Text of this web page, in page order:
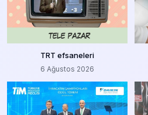
TRT efsaneleri
6 Ağustos 2026